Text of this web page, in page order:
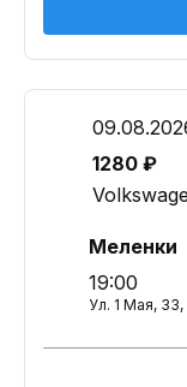
1280 ₽
Меленки
19:00
Ул. 1 Мая,